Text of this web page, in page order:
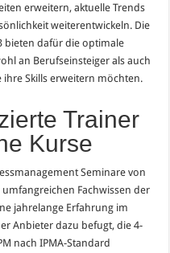
erweitern, aktuelle Trends
weiterentwickeln. Die
bieten dafür die optimale
an Berufseinsteiger als auch
Skills erweitern möchten.
Trainer
Kurse
Seminare von
Fachwissen der
jahrelange Erfahrung im
Anbieter dazu befugt, die 4-
nach IPMA-Standard